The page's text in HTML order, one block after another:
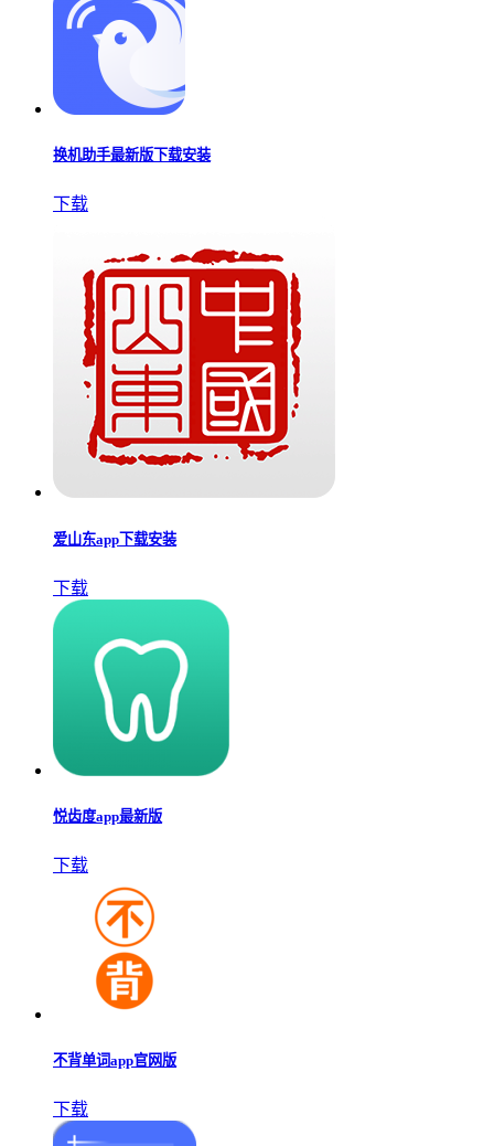
换机助手最新版下载安装
下载
爱山东app下载安装
下载
悦齿度app最新版
下载
不背单词app官网版
下载